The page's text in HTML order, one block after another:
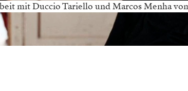
mit Duccio Tariello und Marcos Menha